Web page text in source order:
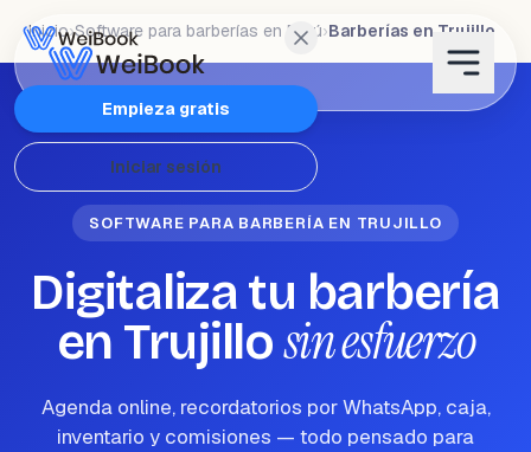
Características
Planes
Wanda
Blog
Empieza gratis
Iniciar sesión
Inicio›Software para barberías en Perú›Barberías en Trujillo
SOFTWARE PARA BARBERÍA EN TRUJILLO
Digitaliza tu barbería
en Trujillosin esfuerzo
Agenda online, recordatorios por WhatsApp, caja,
inventario y comisiones — todo pensado para